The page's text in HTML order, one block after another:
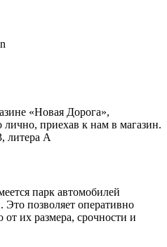
«Новая Дорога»,
лично, приехав к нам в магазин.
литера А
парк автомобилей
Это позволяет оперативно
от их размера, срочности и